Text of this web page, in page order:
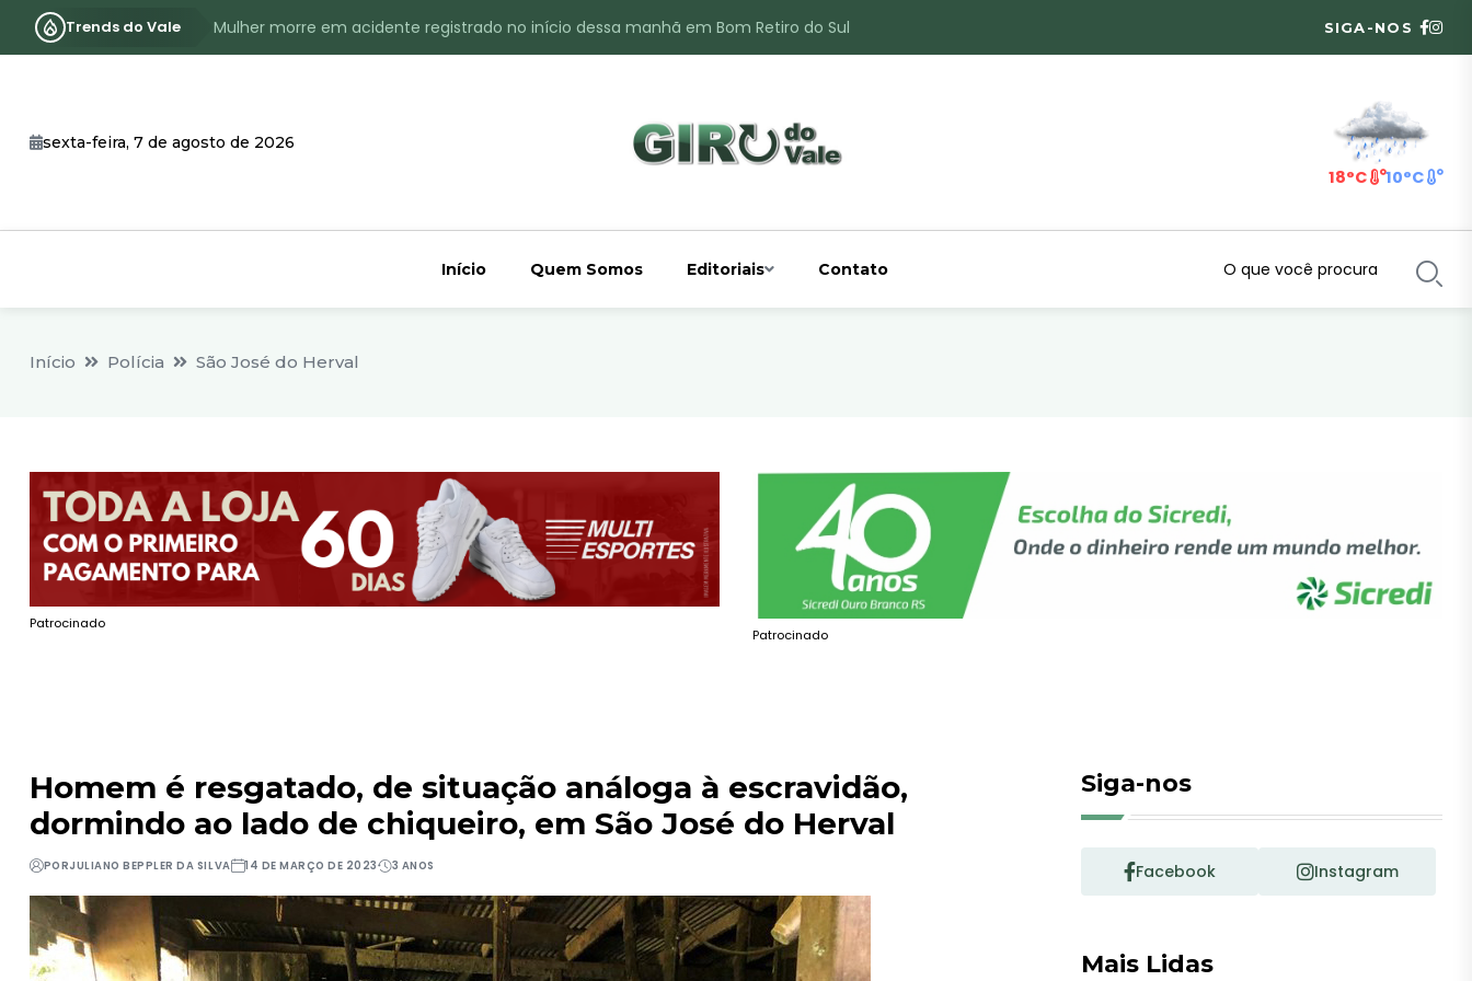
Trends do Vale
Mulher morre em acidente registrado no início dessa manhã em Bom Retiro do Sul
Identificado o jovem assassinado no interior de Bom Retiro do Sul
SIGA-NOS
sexta-feira, 7 de agosto de 2026
18°C 10°C
Início Quem Somos Editoriais Contato
Início Polícia São José do Herval
Patrocinado
Patrocinado
Homem é resgatado, de situação análoga à escravidão,
dormindo ao lado de chiqueiro, em São José do Herval
PORJULIANO BEPPLER DA SILVA 14 DE MARÇO DE 2023 3 ANOS
Siga-nos
Facebook Instagram
Mais Lidas